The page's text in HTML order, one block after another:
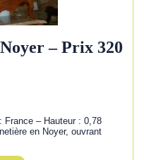
– Prix 320
France – Hauteur : 0,78
en Noyer, ouvrant